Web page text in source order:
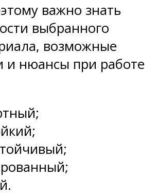
важно знать
выбранного
возможные
и нюансы при работе